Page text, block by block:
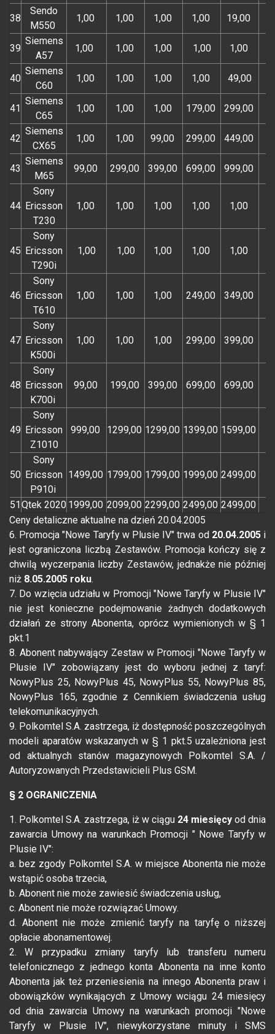
38
Sendo
M550
1,00 1,00 1,00 1,00 19,00
39
Siemens
A57
1,00 1,00 1,00 1,00 1,00
40
Siemens
C60
1,00 1,00 1,00 1,00 49,00
41
Siemens
C65
1,00 1,00 1,00 179,00 299,00
42
Siemens
CX65
1,00 1,00 99,00 299,00 449,00
43
Siemens
M65
99,00 299,00 399,00 699,00 999,00
44
Sony
Ericsson
T230
1,00 1,00 1,00 1,00 1,00
45
Sony
Ericsson
T290i
1,00 1,00 1,00 1,00 1,00
46
Sony
Ericsson
T610
1,00 1,00 1,00 249,00 349,00
47
Sony
Ericsson
K500i
1,00 1,00 1,00 299,00 399,00
48
Sony
Ericsson
K700i
99,00 199,00 399,00 699,00 699,00
49
Sony
Ericsson
Z1010
999,00 1299,00 1299,00 1399,00 1599,00
50
Sony
Ericsson
P910i
1499,00 1799,00 1799,00 1999,00 2499,00
51 Qtek 2020 1999,00 2099,00 2299,00 2499,00 2499,00
Ceny detaliczne aktualne na dzień 20.04.2005
6. Promocja "Nowe Taryfy w Plusie IV" trwa od 20.04.2005i
jest ograniczona liczbą Zestawów. Promocja kończy się z
chwilą wyczerpania liczby Zestawów, jednakże nie później
niż 8.05.2005 roku.
7. Do wzięcia udziału w Promocji "Nowe Taryfy w Plusie IV"
nie jest konieczne podejmowanie żadnych dodatkowych
działań ze strony Abonenta, oprócz wymienionych w § 1
pkt.1
8. Abonent nabywający Zestaw w Promocji "Nowe Taryfy w
Plusie IV" zobowiązany jest do wyboru jednej z taryf:
NowyPlus 25, NowyPlus 45, NowyPlus 55, NowyPlus 85,
NowyPlus 165, zgodnie z Cennikiem świadczenia usług
telekomunikacyjnych.
9. Polkomtel S.A. zastrzega, iż dostępność poszczególnych
modeli aparatów wskazanych w § 1 pkt.5 uzależniona jest
od aktualnych stanów magazynowych Polkomtel S.A. /
Autoryzowanych Przedstawicieli Plus GSM.
§ 2 OGRANICZENIA
1. Polkomtel S.A. zastrzega, iż w ciągu 24 miesięcy od dnia
zawarcia Umowy na warunkach Promocji " Nowe Taryfy w
Plusie IV":
a. bez zgody Polkomtel S.A. w miejsce Abonenta nie może
wstąpić osoba trzecia,
b. Abonent nie może zawiesić świadczenia usług,
c. Abonent nie może rozwiązać Umowy.
d. Abonent nie może zmienić taryfy na taryfę o niższej
opłacie abonamentowej.
2. W przypadku zmiany taryfy lub transferu numeru
telefonicznego z jednego konta Abonenta na inne konto
Abonenta jak też przeniesienia na innego Abonenta praw i
obowiązków wynikających z Umowy wciągu 24 miesięcy
od dnia zawarcia Umowy na warunkach promocji "Nowe
Taryfy w Plusie IV", niewykorzystane minuty i SMS